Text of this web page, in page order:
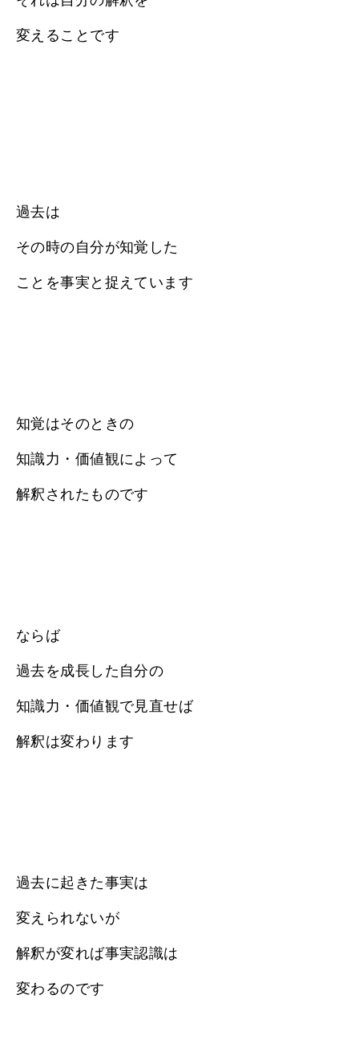
変えることです
過去は
その時の自分が知覚した
ことを事実と捉えています
知覚はそのときの
知識力・価値観によって
解釈されたものです
ならば
過去を成長した自分の
知識力・価値観で見直せば
解釈は変わります
過去に起きた事実は
変えられないが
解釈が変れば事実認識は
変わるのです